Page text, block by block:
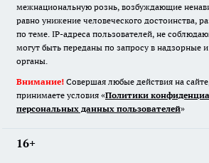
межнациональную рознь, возбуждающие
равно унижение человеческого достоинства,
по теме. IP-адреса пользователей, не
могут быть переданы по запросу в надзорные
органы.
Внимание! Совершая любые действия на
принимаете условия «Политики
персональных данных пользователей»
16+